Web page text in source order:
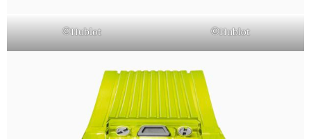
©Hublot ©Hublot